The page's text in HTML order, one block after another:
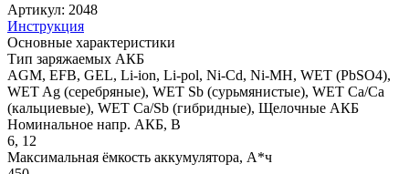
Артикул: 2048
Инструкция
Основные характеристики
Тип заряжаемых АКБ
AGM, EFB, GEL, Li-ion, Li-pol, Ni-Cd, Ni-MH, WET (PbSO4),
WET Ag (серебряные), WET Sb (сурьмянистые), WET Сa/Ca
(кальциевые), WET Сa/Sb (гибридные), Щелочные АКБ
Номинальное напр. АКБ, В
6, 12
Максимальная ёмкость аккумулятора, А*ч